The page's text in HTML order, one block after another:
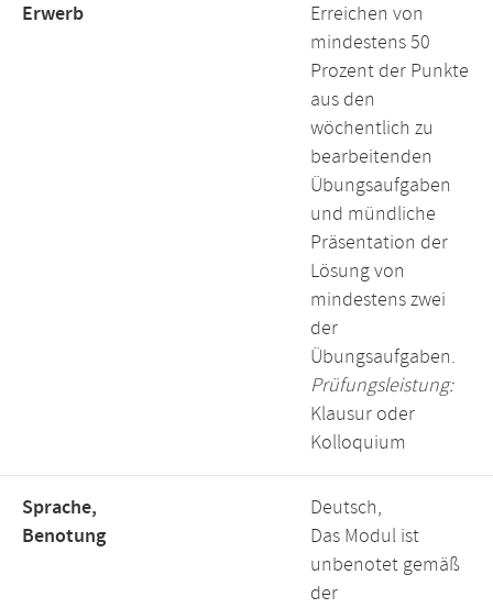
Erwerb
Erreichen von
mindestens 50
Prozent der Punkte
aus den
wöchentlich zu
bearbeitenden
Übungsaufgaben
und mündliche
Präsentation der
Lösung von
mindestens zwei
der
Übungsaufgaben.
Prüfungsleistung:
Klausur oder
Kolloquium
Sprache,
Benotung
Deutsch,
Das Modul ist
unbenotet gemäß
der